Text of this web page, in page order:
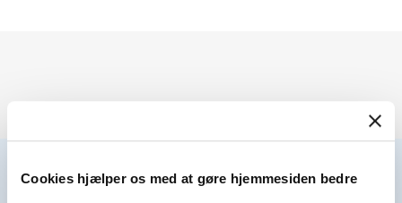
Cookies hjælper os med at gøre hjemmesiden bedre